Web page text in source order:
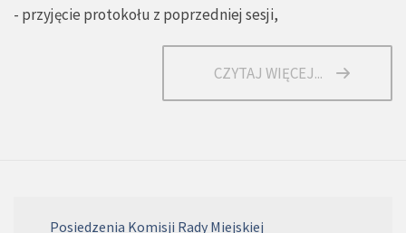
- przyjęcie protokołu z poprzedniej sesji,
CZYTAJ WIĘCEJ...
Posiedzenia Komisji Rady Miejskiej